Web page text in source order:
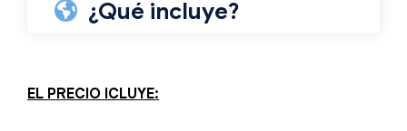
¿Qué incluye?
EL PRECIO ICLUYE: